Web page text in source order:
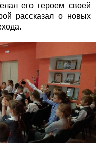
его героем своей
рассказал о новых